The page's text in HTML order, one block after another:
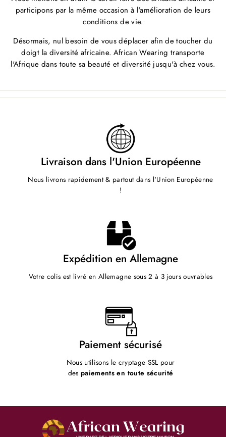
participons par la même occasion à l'amélioration de leurs
conditions de vie.
Désormais, nul besoin de vous déplacer afin de toucher du
doigt la diversité africaine. African Wearing transporte
l'Afrique dans toute sa beauté et diversité jusqu'à chez vous.
Livraison dans l'Union Européenne
Nous livrons rapidement & partout dans l'Union Européenne
!
Expédition en Allemagne
Votre colis est livré en Allemagne sous 2 à 3 jours ouvrables
Paiement sécurisé
Nous utilisons le cryptage SSL pour
despaiements en toute sécurité